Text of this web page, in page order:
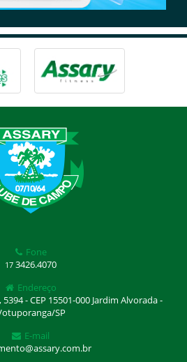
Fone
17 3426.4070
Endereço
- CEP 15501-000 Jardim Alvorada -
SP
E-mail